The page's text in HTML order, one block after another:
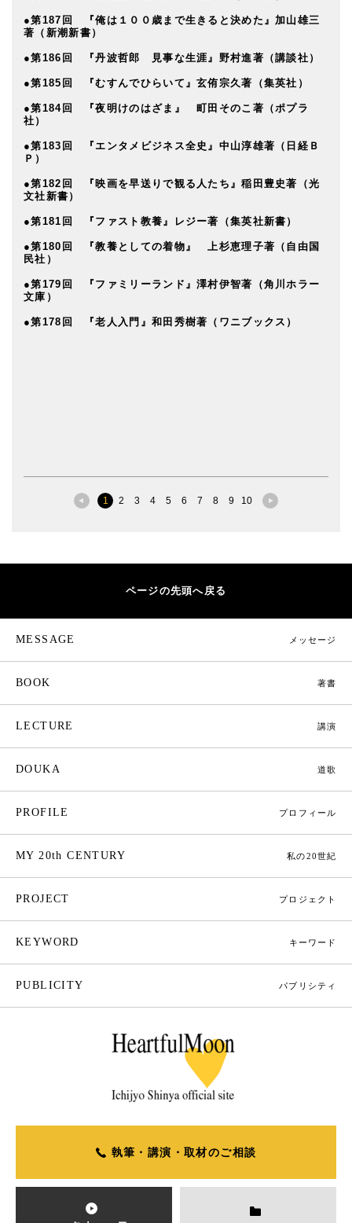
●第187回 『俺は１００歳まで生きると決めた』加山雄三
著（新潮新書）
●第186回 『丹波哲郎 見事な生涯』野村進著（講談社）
●第185回 『むすんでひらいて』玄侑宗久著（集英社）
●第184回 『夜明けのはざま』 町田そのこ著（ポプラ
社）
●第183回 『エンタメビジネス全史』中山淳雄著（日経Ｂ
Ｐ）
●第182回 『映画を早送りで観る人たち』稲田豊史著（光
文社新書）
●第181回 『ファスト教養』レジー著（集英社新書）
●第180回 『教養としての着物』 上杉恵理子著（自由国
民社）
●第179回 『ファミリーランド』澤村伊智著（角川ホラー
文庫）
●第178回 『老人入門』和田秀樹著（ワニブックス）
1 2 3 4 5 6 7 8 9 10
ページの先頭へ戻る
MESSAGE メッセージ
BOOK 著書
LECTURE 講演
DOUKA 道歌
PROFILE プロフィール
MY 20th CENTURY 私の20世紀
PROJECT プロジェクト
KEYWORD キーワード
PUBLICITY パブリシティ
執筆・講演・取材のご相談